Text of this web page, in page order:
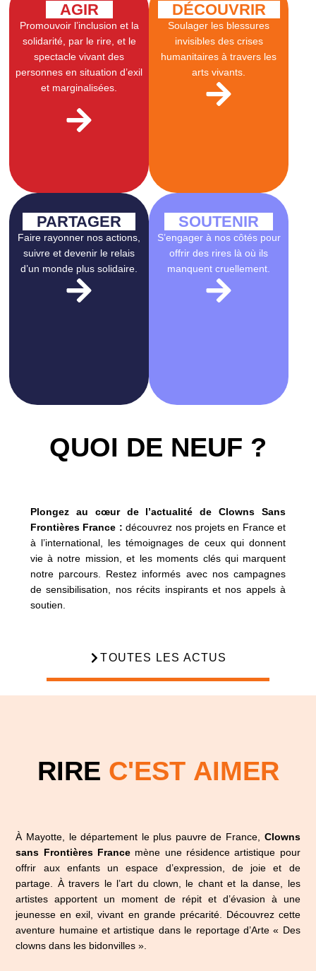
AGIR
Promouvoir l’inclusion et la
solidarité, par le rire, et le
spectacle vivant des
personnes en situation d’exil
et marginalisées.
DÉCOUVRIR
Soulager les blessures
invisibles des crises
humanitaires à travers les
arts vivants.
PARTAGER
Faire rayonner nos actions,
suivre et devenir le relais
d’un monde plus solidaire.
SOUTENIR
S’engager à nos côtés pour
offrir des rires là où ils
manquent cruellement.
QUOI DE NEUF ?
Plongez au cœur de l’actualité de Clowns Sans
Frontières France : découvrez nos projets en France et
à l’international, les témoignages de ceux qui donnent
vie à notre mission, et les moments clés qui marquent
notre parcours. Restez informés avec nos campagnes
de sensibilisation, nos récits inspirants et nos appels à
soutien.
TOUTES LES ACTUS
RIRE C'EST AIMER
À Mayotte, le département le plus pauvre de France, Clowns
sans Frontières France mène une résidence artistique pour
offrir aux enfants un espace d’expression, de joie et de
partage. À travers le l’art du clown, le chant et la danse, les
artistes apportent un moment de répit et d’évasion à une
jeunesse en exil, vivant en grande précarité. Découvrez cette
aventure humaine et artistique dans le reportage d’Arte « Des
clowns dans les bidonvilles ».